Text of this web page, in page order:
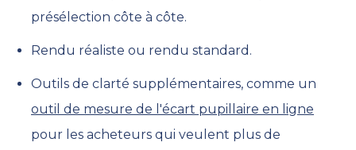
présélection côte à côte.
Rendu réaliste ou rendu standard.
Outils de clarté supplémentaires, comme un
outil de mesure de l'écart pupillaire en ligne
pour les acheteurs qui veulent plus de